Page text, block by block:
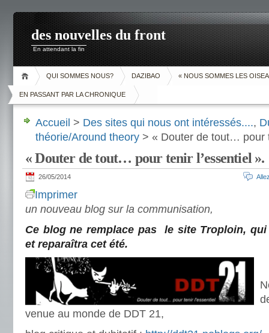
des nouvelles du front
En attendant la fin
QUI SOMMES NOUS? DAZIBAO « NOUS SOMMES LES
EN PASSANT PAR LA CHRONIQUE
Accueil > Des sites qui nous ont intéressés....,
théorie/Around theory > « Douter de tout… pour
« Douter de tout… pour tenir l’essentiel ».
26/05/2014
Imprimer
un nouveau blog sur la communisation,
Ce blog ne remplace pas le site Troploin,
et reparaîtra cet été.
venue au monde de DDT 21,